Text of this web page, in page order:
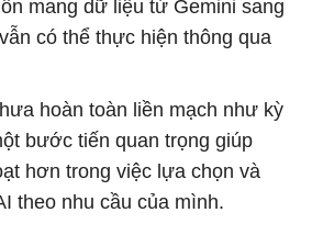
mang dữ liệu từ Gemini sang
có thể thực hiện thông qua
hoàn toàn liền mạch như kỳ
bước tiến quan trọng giúp
hơn trong việc lựa chọn và
theo nhu cầu của mình.